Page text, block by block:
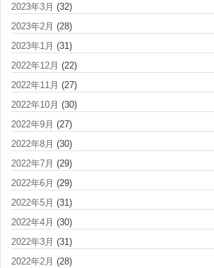
2023年3月 (32)
2023年2月 (28)
2023年1月 (31)
2022年12月 (22)
2022年11月 (27)
2022年10月 (30)
2022年9月 (27)
2022年8月 (30)
2022年7月 (29)
2022年6月 (29)
2022年5月 (31)
2022年4月 (30)
2022年3月 (31)
2022年2月 (28)